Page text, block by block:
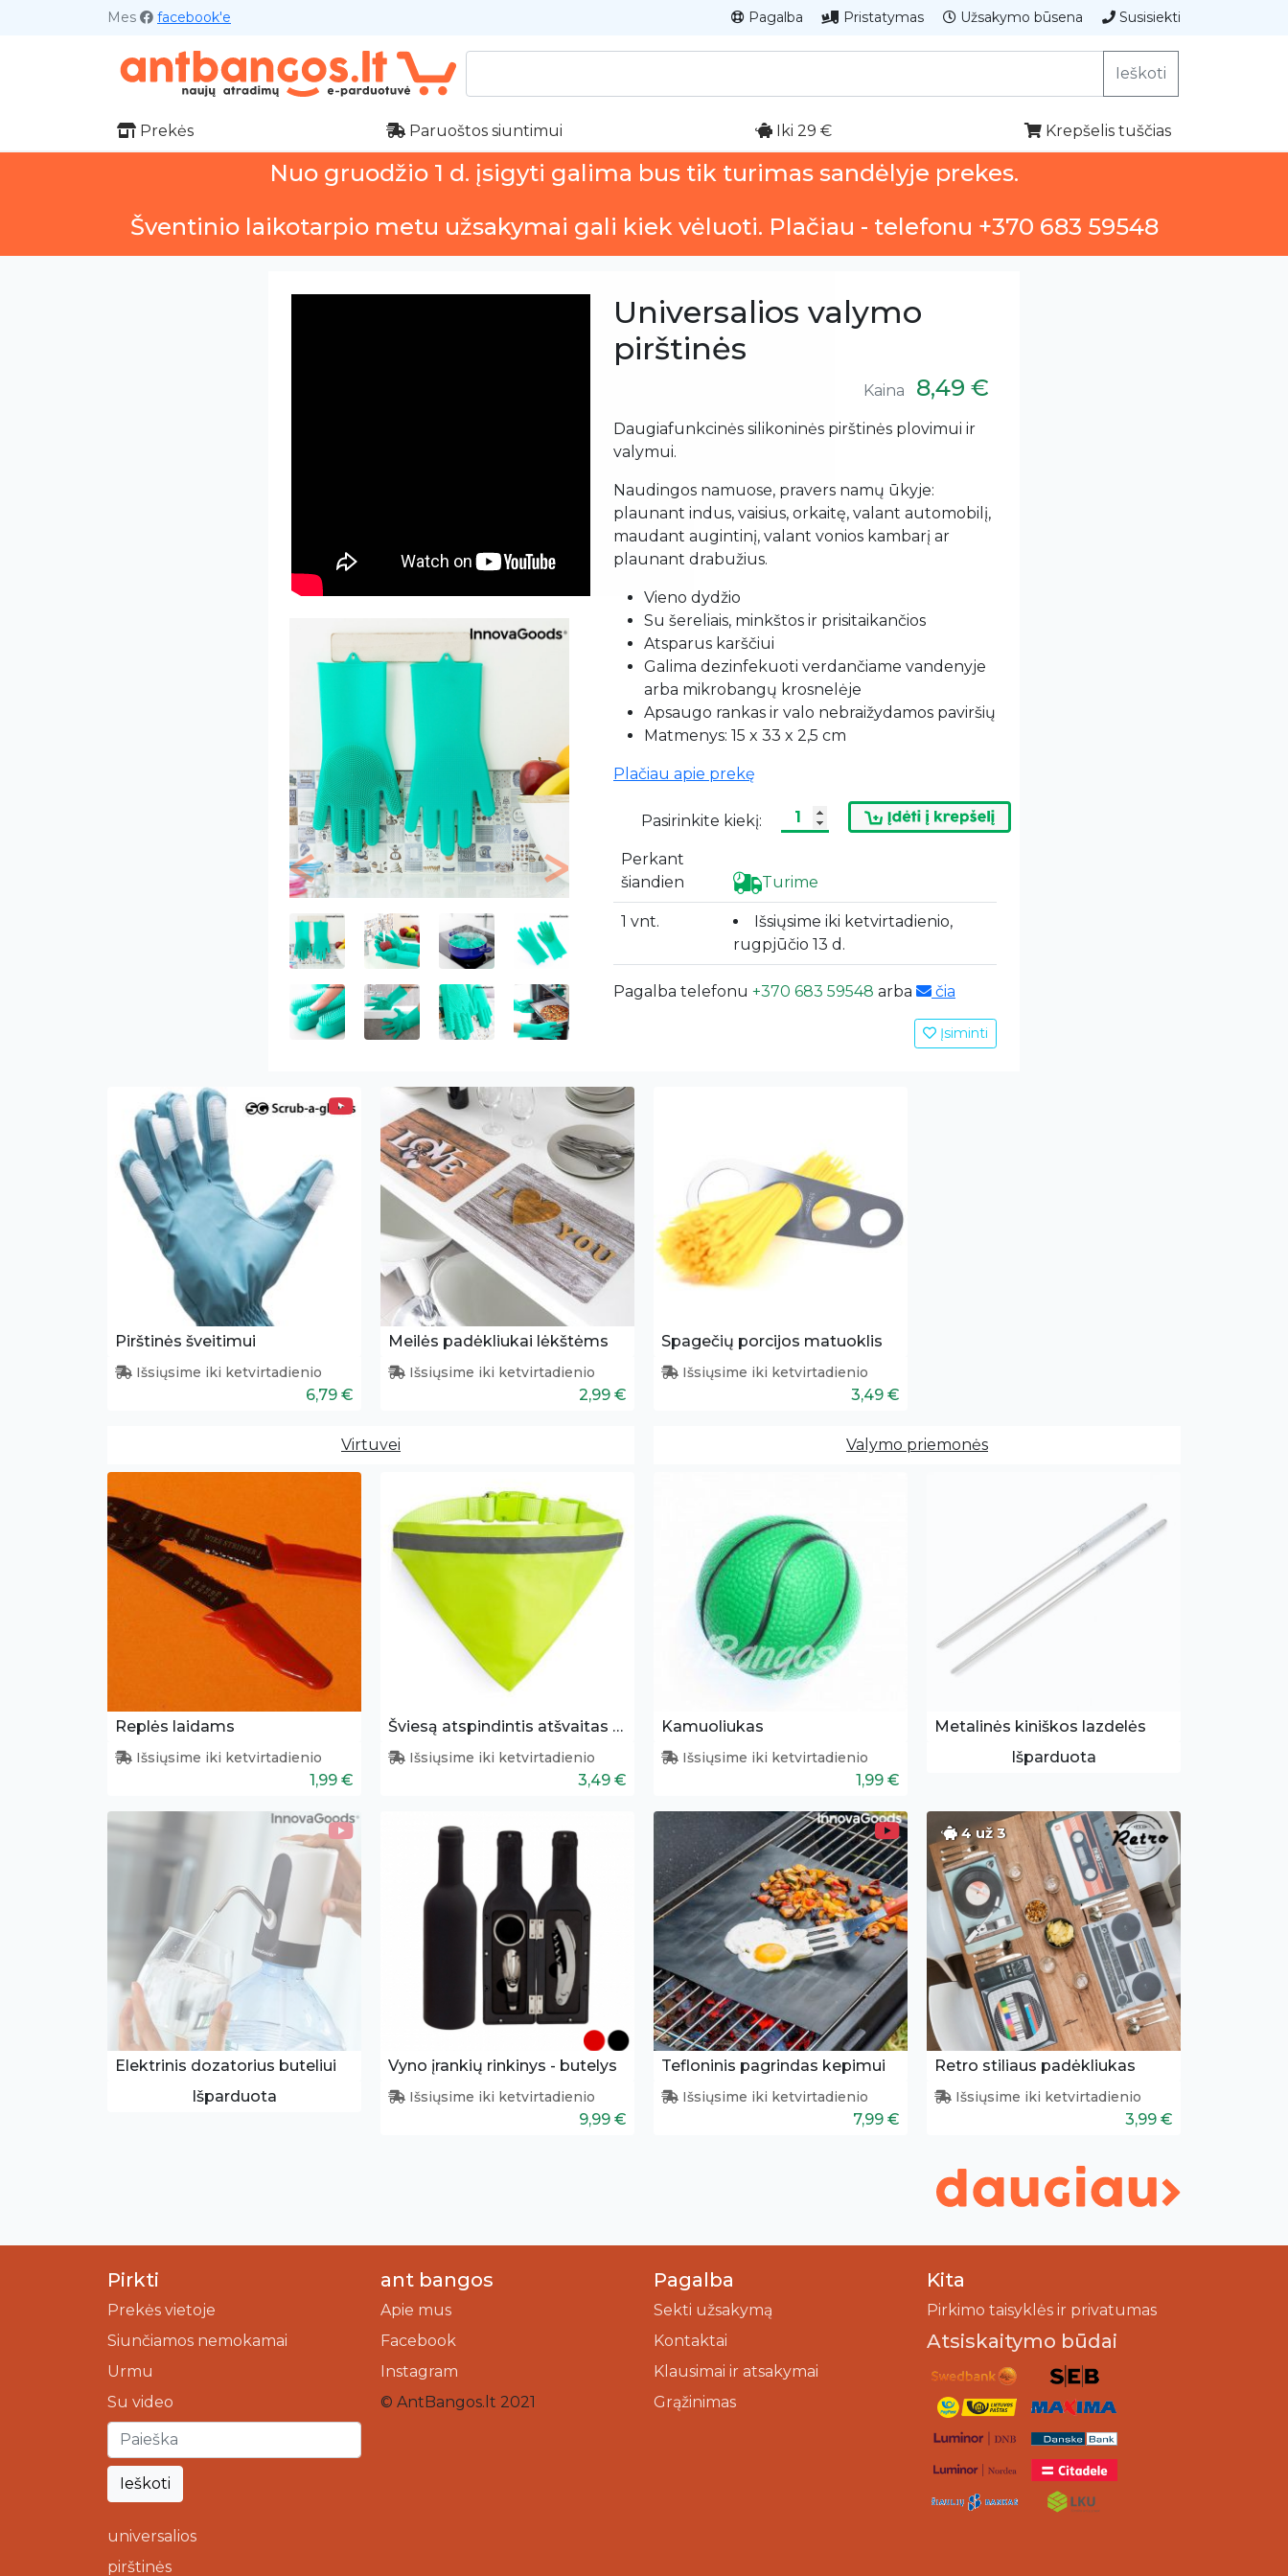
Mes facebook'e Pagalba Pristatymas Užsakymo būsena Susisiekti
Ieškoti
Prekės Paruoštos siuntimui Iki 29 € Krepšelis tuščias
Nuo gruodžio 1 d. įsigyti galima bus tik turimas sandėlyje prekes.
Šventinio laikotarpio metu užsakymai gali kiek vėluoti. Plačiau - telefonu +370 683 59548
Previous Next
Universalios valymo
pirštinės
Kaina 8,49 €
Daugiafunkcinės silikoninės pirštinės plovimui ir
valymui.
Naudingos namuose, pravers namų ūkyje:
plaunant indus, vaisius, orkaitę, valant automobilį,
maudant augintinį, valant vonios kambarį ar
plaunant drabužius.
Vieno dydžio
Su šereliais, minkštos ir prisitaikančios
Atsparus karščiui
Galima dezinfekuoti verdančiame vandenyje
arba mikrobangų krosnelėje
Apsaugo rankas ir valo nebraižydamos paviršių
Matmenys: 15 x 33 x 2,5 cm
Plačiau apie prekę
Pasirinkite kiekį:
Perkant
šiandien
Turime
1 vnt.
Išsiųsime iki ketvirtadienio,
rugpjūčio 13 d.
Pagalba telefonu +370 683 59548 arba čia
Įsiminti
Pirštinės šveitimui
Išsiųsime iki ketvirtadienio
6,79 €
Meilės padėkliukai lėkštėms
Išsiųsime iki ketvirtadienio
2,99 €
Spagečių porcijos matuoklis
Išsiųsime iki ketvirtadienio
3,49 €
Virtuvei Valymo priemonės
Replės laidams
Išsiųsime iki ketvirtadienio
1,99 €
Šviesą atspindintis atšvaitas šunims
Išsiųsime iki ketvirtadienio
3,49 €
Kamuoliukas
Išsiųsime iki ketvirtadienio
1,99 €
Metalinės kiniškos lazdelės
Išparduota
Elektrinis dozatorius buteliui
Išparduota
Vyno įrankių rinkinys - butelys
Išsiųsime iki ketvirtadienio
9,99 €
Tefloninis pagrindas kepimui
Išsiųsime iki ketvirtadienio
7,99 €
4 už 3
Retro stiliaus padėkliukas
Išsiųsime iki ketvirtadienio
3,99 €
Pirkti
Prekės vietoje
Siunčiamos nemokamai
Urmu
Su video
Ieškoti
universalios
pirštinės
ant bangos
Apie mus
Facebook
Instagram
© AntBangos.lt 2021
Pagalba
Sekti užsakymą
Kontaktai
Klausimai ir atsakymai
Grąžinimas
Kita
Pirkimo taisyklės ir privatumas
Atsiskaitymo būdai